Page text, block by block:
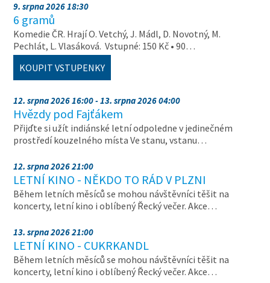
9. srpna 2026 18:30
6 gramů
Komedie ČR. Hrají O. Vetchý, J. Mádl, D. Novotný, M.
Pechlát, L. Vlasáková. Vstupné: 150 Kč • 90…
KOUPIT VSTUPENKY
12. srpna 2026 16:00 - 13. srpna 2026 04:00
Hvězdy pod Fajťákem
Přijďte si užít indiánské letní odpoledne v jedinečném
prostředí kouzelného místa Ve stanu, vstanu…
12. srpna 2026 21:00
LETNÍ KINO - NĚKDO TO RÁD V PLZNI
Během letních měsíců se mohou návštěvníci těšit na
koncerty, letní kino i oblíbený Řecký večer. Akce…
13. srpna 2026 21:00
LETNÍ KINO - CUKRKANDL
Během letních měsíců se mohou návštěvníci těšit na
koncerty, letní kino i oblíbený Řecký večer. Akce…